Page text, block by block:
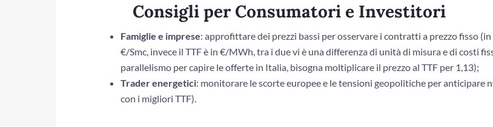
Consigli per Consumatori e Investitori
Famiglie e imprese: approfittare dei prezzi bassi per osservare i contratti a prezzo fisso
€/Smc, invece il TTF è in €/MWh, tra i due vi è una differenza di unità di misura e di costi
parallelismo per capire le offerte in Italia, bisogna moltiplicare il prezzo al TTF per 1,13);
Trader energetici: monitorare le scorte europee e le tensioni geopolitiche per anticipare
con i migliori TTF).